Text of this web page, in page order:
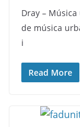
Dray –
de música
i
Read More